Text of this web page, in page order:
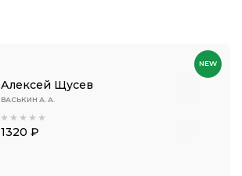
Алексей Щусев
ВАСЬКИН А. А.
1320 ₽
NEW